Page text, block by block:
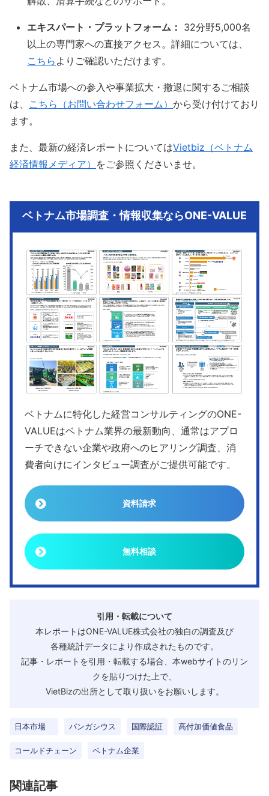
エキスパート・プラットフォーム： 32分野5,000名
以上の専門家への直接アクセス。詳細については、
こちら よりご確認いただけます。
ベトナム市場への参入や事業拡大・撤退に関するご相談
は、 こちら（お問い合わせフォーム） から受け付けており
ます。
また、最新の経済レポートについてはVietbiz（ベトナム
経済情報メディア） をご参照くださいませ。
ベトナム市場調査・情報収集ならONE-VALUE
ベトナムに特化した経営コンサルティングのONE-
VALUEはベトナム業界の最新動向、通常はアプロ
ーチできない企業や政府へのヒアリング調査、消
費者向けにインタビュー調査がご提供可能です。
資料請求
無料相談
引用・転載について
本レポートはONE-VALUE株式会社の独自の調査及び
各種統計データにより作成されたものです。
記事・レポートを引用・転載する場合、本webサイトのリン
クを貼りつけた上で、
VietBizの出所として取り扱いをお願いします。
日本市場 パンガシウス 国際認証 高付加価値食品
コールドチェーン ベトナム企業
関連記事